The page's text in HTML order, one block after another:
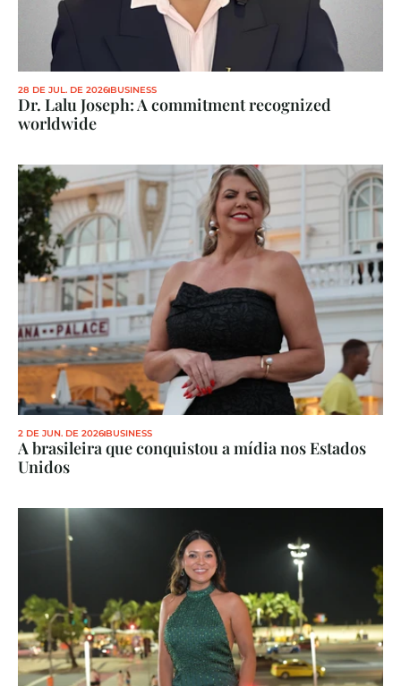
28 DE JUL. DE 2026 BUSINESS
Dr. Lalu Joseph: A commitment recognized
worldwide
2 DE JUN. DE 2026 BUSINESS
A brasileira que conquistou a mídia nos Estados
Unidos